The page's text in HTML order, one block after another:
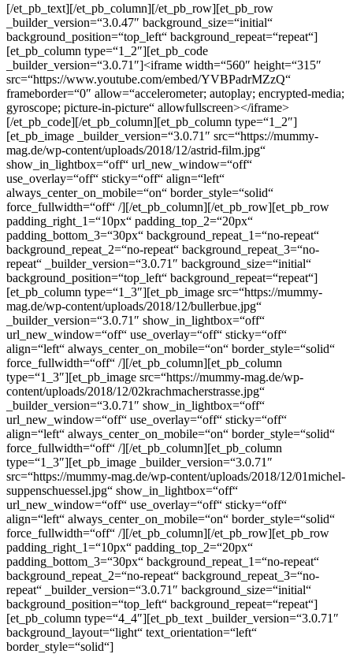
[/et_pb_text][/et_pb_column][/et_pb_row][et_pb_row
_builder_version=“3.0.47″ background_size=“initial“
background_position=“top_left“ background_repeat=“repeat“]
[et_pb_column type=“1_2″][et_pb_code
_builder_version=“3.0.71″]<iframe width=“560″ height=“315″
src=“https://www.youtube.com/embed/YVBPadrMZzQ“
frameborder=“0″ allow=“accelerometer; autoplay; encrypted-media;
gyroscope; picture-in-picture“ allowfullscreen></iframe>
[/et_pb_code][/et_pb_column][et_pb_column type=“1_2″]
[et_pb_image _builder_version=“3.0.71″ src=“https://mummy-
mag.de/wp-content/uploads/2018/12/astrid-film.jpg“
show_in_lightbox=“off“ url_new_window=“off“
use_overlay=“off“ sticky=“off“ align=“left“
always_center_on_mobile=“on“ border_style=“solid“
force_fullwidth=“off“ /][/et_pb_column][/et_pb_row][et_pb_row
padding_right_1=“10px“ padding_top_2=“20px“
padding_bottom_3=“30px“ background_repeat_1=“no-repeat“
background_repeat_2=“no-repeat“ background_repeat_3=“no-
repeat“ _builder_version=“3.0.71″ background_size=“initial“
background_position=“top_left“ background_repeat=“repeat“]
[et_pb_column type=“1_3″][et_pb_image src=“https://mummy-
mag.de/wp-content/uploads/2018/12/bullerbue.jpg“
_builder_version=“3.0.71″ show_in_lightbox=“off“
url_new_window=“off“ use_overlay=“off“ sticky=“off“
align=“left“ always_center_on_mobile=“on“ border_style=“solid“
force_fullwidth=“off“ /][/et_pb_column][et_pb_column
type=“1_3″][et_pb_image src=“https://mummy-mag.de/wp-
content/uploads/2018/12/02krachmacherstrasse.jpg“
_builder_version=“3.0.71″ show_in_lightbox=“off“
url_new_window=“off“ use_overlay=“off“ sticky=“off“
align=“left“ always_center_on_mobile=“on“ border_style=“solid“
force_fullwidth=“off“ /][/et_pb_column][et_pb_column
type=“1_3″][et_pb_image _builder_version=“3.0.71″
src=“https://mummy-mag.de/wp-content/uploads/2018/12/01michel-
suppenschuessel.jpg“ show_in_lightbox=“off“
url_new_window=“off“ use_overlay=“off“ sticky=“off“
align=“left“ always_center_on_mobile=“on“ border_style=“solid“
force_fullwidth=“off“ /][/et_pb_column][/et_pb_row][et_pb_row
padding_right_1=“10px“ padding_top_2=“20px“
padding_bottom_3=“30px“ background_repeat_1=“no-repeat“
background_repeat_2=“no-repeat“ background_repeat_3=“no-
repeat“ _builder_version=“3.0.71″ background_size=“initial“
background_position=“top_left“ background_repeat=“repeat“]
[et_pb_column type=“4_4″][et_pb_text _builder_version=“3.0.71″
background_layout=“light“ text_orientation=“left“
border_style=“solid“]